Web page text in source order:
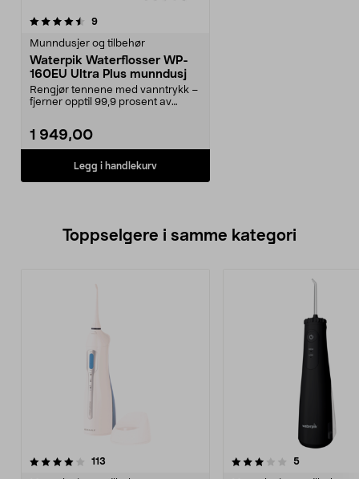
9anmeldelser
Munndusjer og tilbehør
Waterpik Waterflosser WP-
160EU Ultra Plus munndusj
Rengjør tennene med vanntrykk –
fjerner opptil 99,9 prosent av
1 949,00
Legg i handlekurv
Toppselgere i samme kategori
113
3.5 av 5 stjerner 5anmeldelser
4.5 av 5 stjerner